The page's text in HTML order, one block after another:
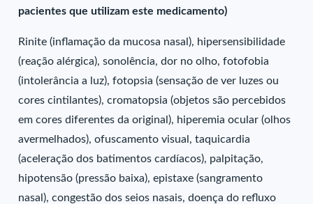
pacientes que utilizam este medicamento)
Rinite (inflamação da mucosa nasal), hipersensibilidade
(reação alérgica), sonolência, dor no olho, fotofobia
(intolerância a luz), fotopsia (sensação de ver luzes ou
cores cintilantes), cromatopsia (objetos são percebidos
em cores diferentes da original), hiperemia ocular (olhos
avermelhados), ofuscamento visual, taquicardia
(aceleração dos batimentos cardíacos), palpitação,
hipotensão (pressão baixa), epistaxe (sangramento
nasal), congestão dos seios nasais, doença do refluxo